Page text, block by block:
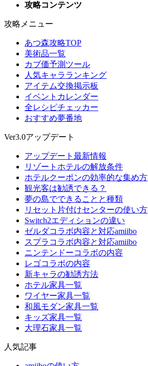
攻略コンテンツ
攻略メニュー
あつ森攻略TOP
美術品一覧
カブ価予測ツール
人気キャラランキング
アイテム交換掲示板
イベントカレンダー
全レシピチェッカー
おすすめ夢番地
Ver3.0アップデート
アップデート最新情報
リゾートホテルの解放条件
ホテルクーポンの効率的な集め方
観光客は勧誘できる？
夢の島でできることと種類
リセット片付けセンターの使い方
Switch2エディションの違い
ゼルダコラボ内容と対応amiibo
スプラコラボ内容と対応amiibo
ニンテンドーコラボの内容
レゴコラボの内容
新キャラの勧誘方法
ホテル家具一覧
ワイヤー家具一覧
和風モダン家具一覧
キッズ家具一覧
大理石家具一覧
人気記事